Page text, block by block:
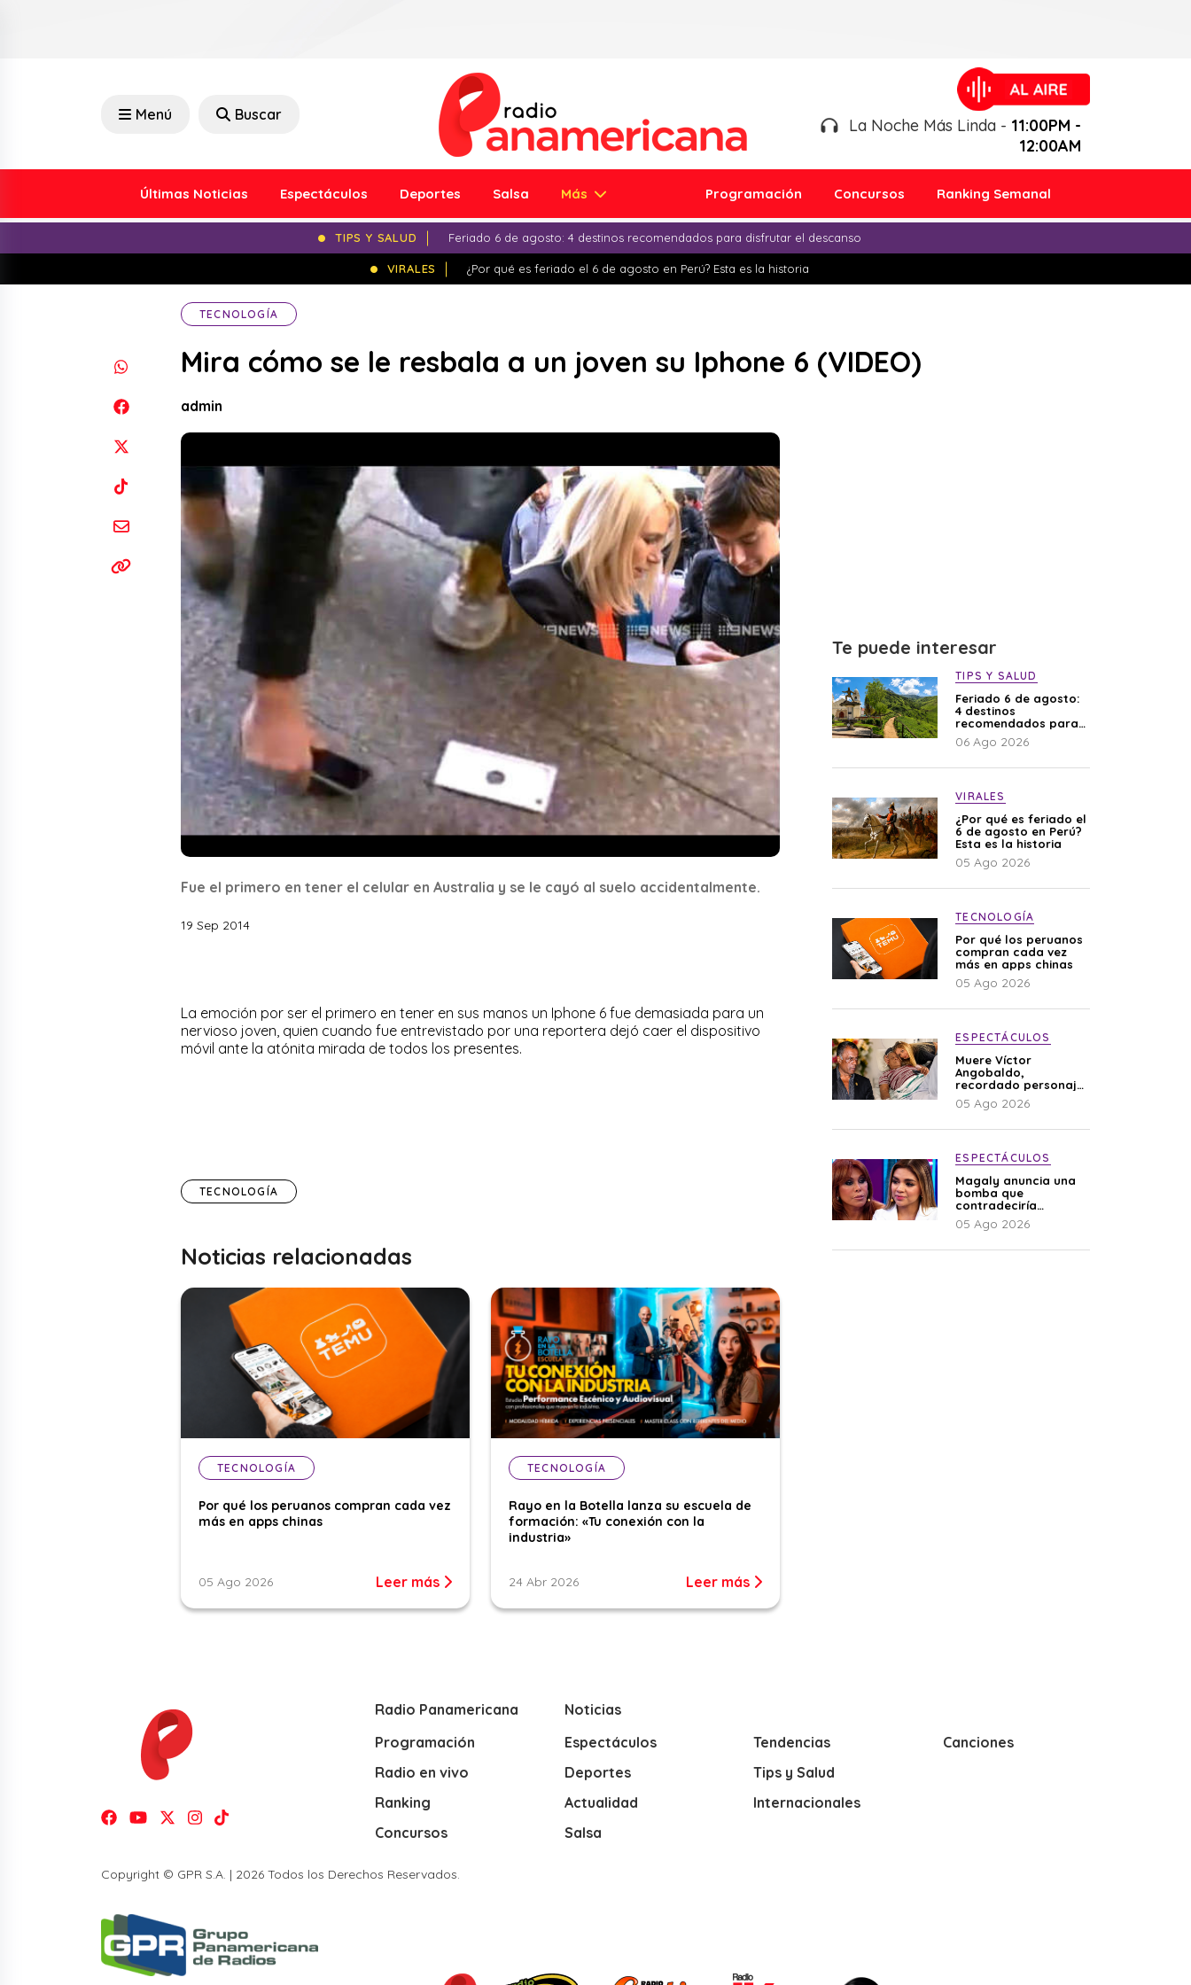
Menú Buscar
La Noche Más Linda - 11:00PM -
12:00AM
Últimas Noticias Espectáculos Deportes Salsa Más Programación Concursos Ranking Semanal
TIPS Y SALUD Feriado 6 de agosto: 4 destinos recomendados para disfrutar el descanso
VIRALES ¿Por qué es feriado el 6 de agosto en Perú? Esta es la historia
TECNOLOGÍA
Mira cómo se le resbala a un joven su Iphone 6 (VIDEO)
admin
Fue el primero en tener el celular en Australia y se le cayó al suelo accidentalmente.
19 Sep 2014
La emoción por ser el primero en tener en sus manos un Iphone 6 fue demasiada para un
nervioso joven, quien cuando fue entrevistado por una reportera dejó caer el dispositivo
móvil ante la atónita mirada de todos los presentes.
TECNOLOGÍA
Noticias relacionadas
TECNOLOGÍA
Por qué los peruanos compran cada vez
más en apps chinas
05 Ago 2026 Leer más
TECNOLOGÍA
Rayo en la Botella lanza su escuela de
formación: «Tu conexión con la
industria»
24 Abr 2026 Leer más
Te puede interesar
TIPS Y SALUD
Feriado 6 de agosto:
4 destinos
recomendados para
disfrutar el descanso
06 Ago 2026
VIRALES
¿Por qué es feriado el
6 de agosto en Perú?
Esta es la historia
05 Ago 2026
TECNOLOGÍA
Por qué los peruanos
compran cada vez
más en apps chinas
05 Ago 2026
ESPECTÁCULOS
Muere Víctor
Angobaldo,
recordado personaje
de la farándula y
expareja de Shirley
05 Ago 2026
ESPECTÁCULOS
Magaly anuncia una
bomba que
contradeciría
comunicado de La
Bella Luz: “Hay un
05 Ago 2026
Radio Panamericana
Programación
Radio en vivo
Ranking
Concursos
Noticias
Espectáculos
Deportes
Actualidad
Salsa
Tendencias
Tips y Salud
Internacionales
Canciones
Copyright © GPR S.A. | 2026 Todos los Derechos Reservados.